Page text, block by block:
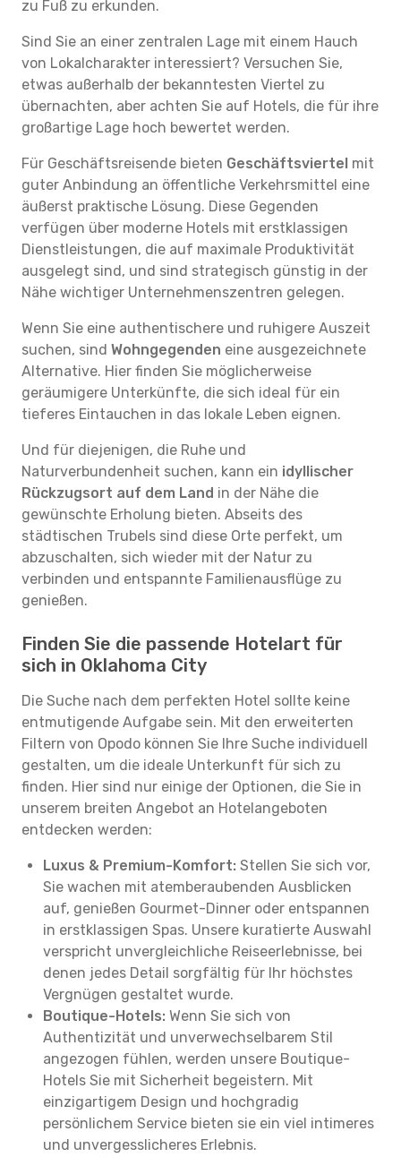
zu Fuß zu erkunden.
Sind Sie an einer zentralen Lage mit einem Hauch
von Lokalcharakter interessiert? Versuchen Sie,
etwas außerhalb der bekanntesten Viertel zu
übernachten, aber achten Sie auf Hotels, die für ihre
großartige Lage hoch bewertet werden.
Für Geschäftsreisende bieten Geschäftsviertel mit
guter Anbindung an öffentliche Verkehrsmittel eine
äußerst praktische Lösung. Diese Gegenden
verfügen über moderne Hotels mit erstklassigen
Dienstleistungen, die auf maximale Produktivität
ausgelegt sind, und sind strategisch günstig in der
Nähe wichtiger Unternehmenszentren gelegen.
Wenn Sie eine authentischere und ruhigere Auszeit
suchen, sind Wohngegenden eine ausgezeichnete
Alternative. Hier finden Sie möglicherweise
geräumigere Unterkünfte, die sich ideal für ein
tieferes Eintauchen in das lokale Leben eignen.
Und für diejenigen, die Ruhe und
Naturverbundenheit suchen, kann ein idyllischer
Rückzugsort auf dem Land in der Nähe die
gewünschte Erholung bieten. Abseits des
städtischen Trubels sind diese Orte perfekt, um
abzuschalten, sich wieder mit der Natur zu
verbinden und entspannte Familienausflüge zu
genießen.
Finden Sie die passende Hotelart für
sich in Oklahoma City
Die Suche nach dem perfekten Hotel sollte keine
entmutigende Aufgabe sein. Mit den erweiterten
Filtern von Opodo können Sie Ihre Suche individuell
gestalten, um die ideale Unterkunft für sich zu
finden. Hier sind nur einige der Optionen, die Sie in
unserem breiten Angebot an Hotelangeboten
entdecken werden:
Luxus & Premium-Komfort: Stellen Sie sich vor,
Sie wachen mit atemberaubenden Ausblicken
auf, genießen Gourmet-Dinner oder entspannen
in erstklassigen Spas. Unsere kuratierte Auswahl
verspricht unvergleichliche Reiseerlebnisse, bei
denen jedes Detail sorgfältig für Ihr höchstes
Vergnügen gestaltet wurde.
Boutique-Hotels: Wenn Sie sich von
Authentizität und unverwechselbarem Stil
angezogen fühlen, werden unsere Boutique-
Hotels Sie mit Sicherheit begeistern. Mit
einzigartigem Design und hochgradig
persönlichem Service bieten sie ein viel intimeres
und unvergesslicheres Erlebnis.